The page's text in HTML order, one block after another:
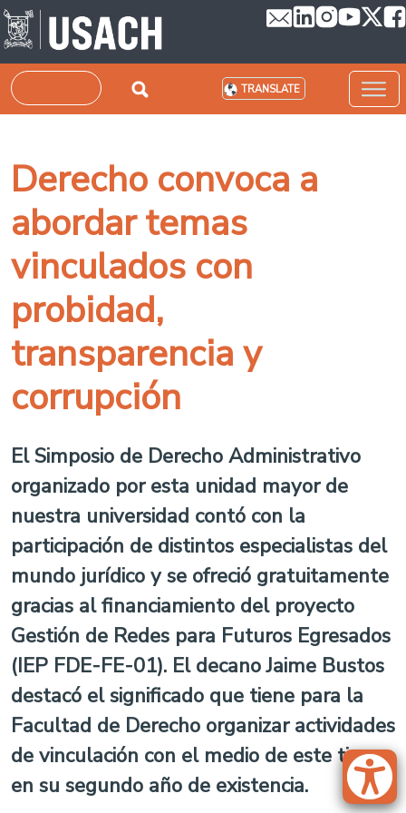
Skip to main content
Search TRANSLATE
Derecho convoca a
abordar temas
vinculados con
probidad,
transparencia y
corrupción
El Simposio de Derecho Administrativo
organizado por esta unidad mayor de
nuestra universidad contó con la
participación de distintos especialistas del
mundo jurídico y se ofreció gratuitamente
gracias al financiamiento del proyecto
Gestión de Redes para Futuros Egresados
(IEP FDE-FE-01). El decano Jaime Bustos
destacó el significado que tiene para la
Facultad de Derecho organizar actividades
de vinculación con el medio de este tipo
en su segundo año de existencia.